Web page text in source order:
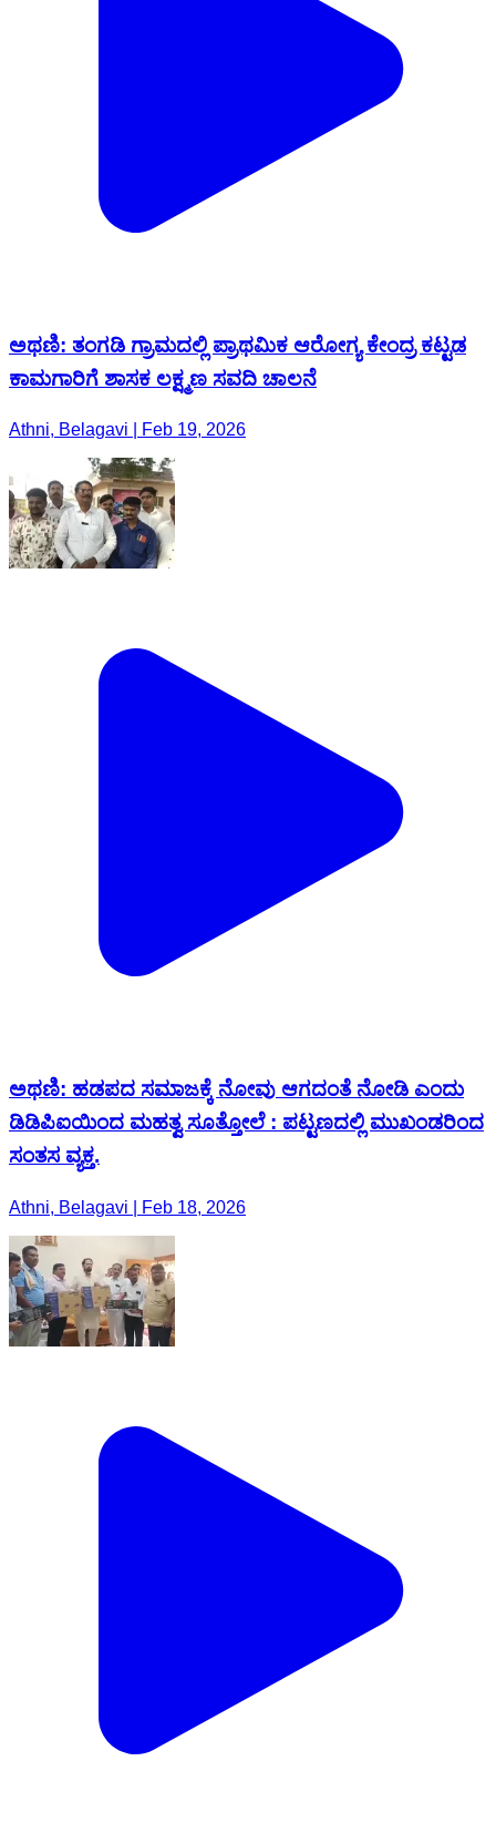
ಅಥಣಿ: ತಂಗಡಿ ಗ್ರಾಮದಲ್ಲಿ ಪ್ರಾಥಮಿಕ ಆರೋಗ್ಯ ಕೇಂದ್ರ ಕಟ್ಟಡ
ಕಾಮಗಾರಿಗೆ ಶಾಸಕ ಲಕ್ಷ್ಮಣ ಸವದಿ ಚಾಲನೆ
Athni, Belagavi | Feb 19, 2026
ಅಥಣಿ: ಹಡಪದ ಸಮಾಜಕ್ಕೆ ನೋವು ಆಗದಂತೆ ನೋಡಿ ಎಂದು
ಡಿಡಿಪಿಐಯಿಂದ ಮಹತ್ವ ಸೂತ್ತೋಲೆ : ಪಟ್ಟಣದಲ್ಲಿ ಮುಖಂಡರಿಂದ
ಸಂತಸ ವ್ಯಕ್ತ.
Athni, Belagavi | Feb 18, 2026